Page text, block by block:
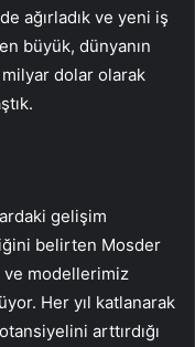
ağırladık ve yeni iş
büyük, dünyanın
dolar olarak
gelişim
belirten Mosder
ve modellerimiz
Her yıl katlanarak
arttırdığı